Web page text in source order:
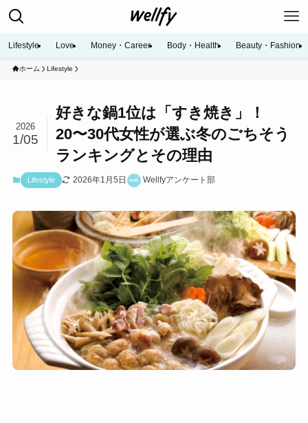
Lifestyle Love Money・Career Body・Health Beauty・Fashion
ホーム Lifestyle
好きな鍋1位は「すき焼き」！
20〜30代女性が選ぶ冬のごちそう
ランキングとその理由
2026
1/05
Lifestyle 2026年1月5日 Wellfyアンケート部